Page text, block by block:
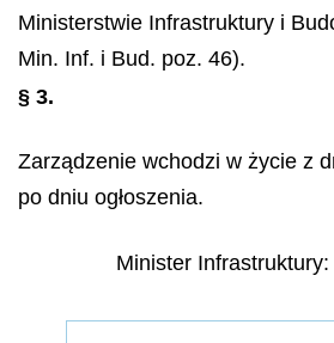
Ministerstwie Infrastruktury i
Min. Inf. i Bud. poz. 46).
§ 3.
Zarządzenie wchodzi w życie z
po dniu ogłoszenia.
Minister Infrastruktury: